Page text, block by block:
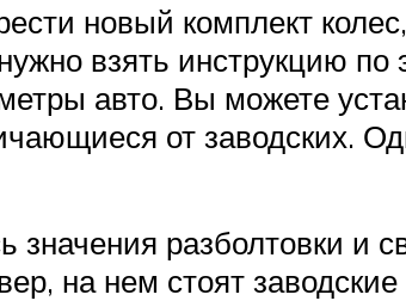
новый комплект
взять инструкцию
авто. Вы можете
от заводских.
значения разболтовки и
на нем стоят